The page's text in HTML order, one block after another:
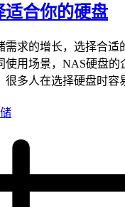
适合你的硬盘
需求的增长，选择合适
使用场景，NAS硬盘的
很多人在选择硬盘时